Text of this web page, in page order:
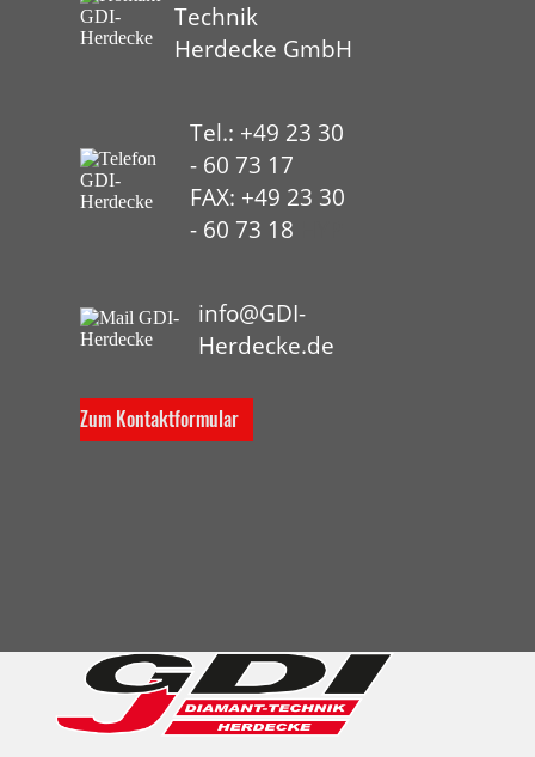
Technik
Herdecke GmbH
Tel.: +49 23 30
- 60 73 17
FAX: +49 23 30
- 60 73 18
info@GDI-
Herdecke.de
Zum Kontaktformular